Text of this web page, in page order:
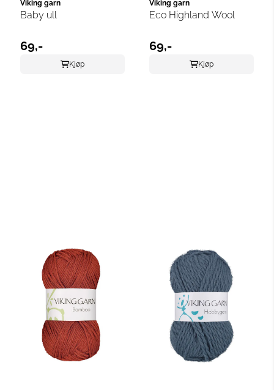
Viking garn
Baby ull
69,-
Kjøp
Viking garn
Eco Highland Wool
69,-
Kjøp